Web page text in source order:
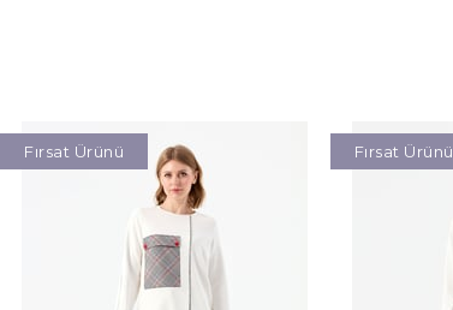
Fırsat Ürünü Fırsat Ürünü